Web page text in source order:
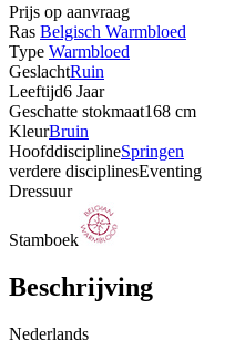
Prijs op aanvraag
Ras Belgisch Warmbloed
Type Warmbloed
GeslachtRuin
Leeftijd6 Jaar
Geschatte stokmaat168 cm
KleurBruin
HoofddisciplineSpringen
verdere disciplinesEventing
Dressuur
Stamboek
Beschrijving
Nederlands